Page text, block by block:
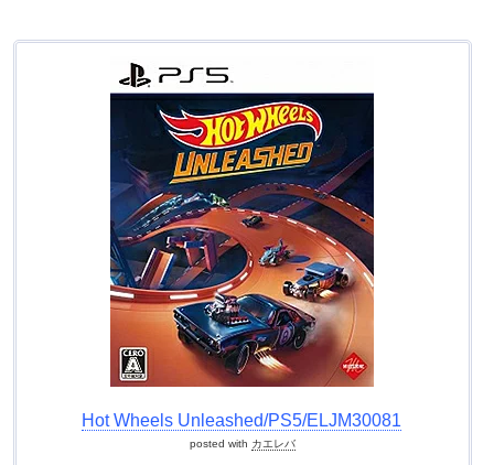
Hot Wheels Unleashed/PS5/ELJM30081
posted with カエレバ